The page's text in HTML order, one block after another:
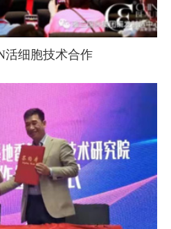
活细胞技术合作